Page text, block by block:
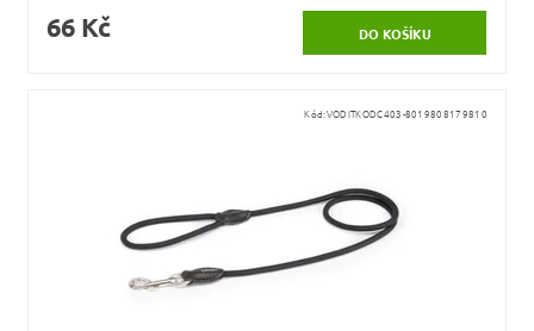
66 Kč
Kód:VODITKODC403-8019808179810